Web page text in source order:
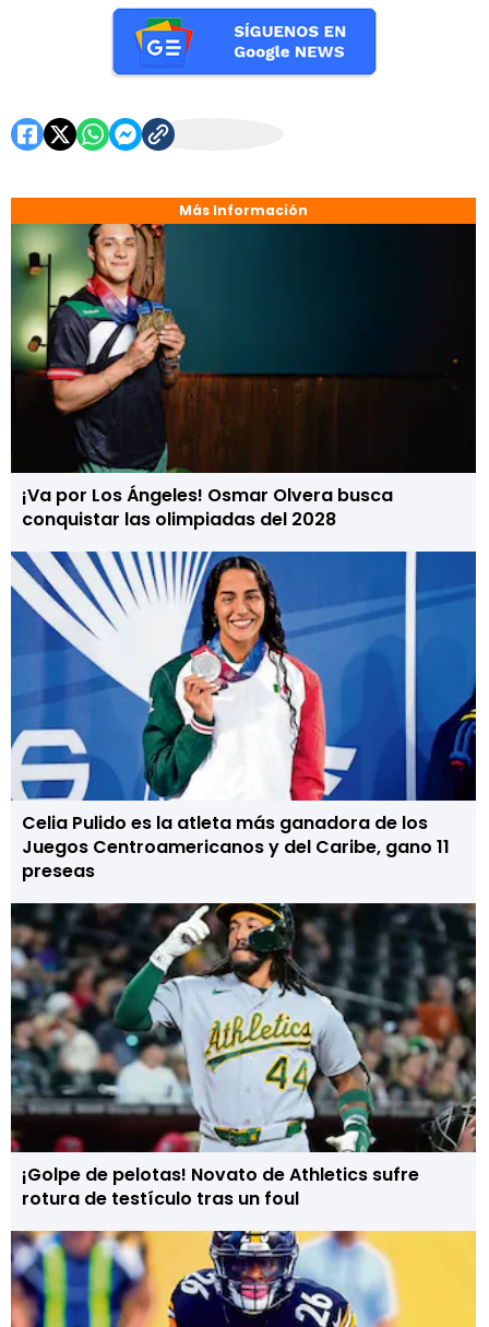
Más Información
¡Va por Los Ángeles! Osmar Olvera busca
conquistar las olimpiadas del 2028
Celia Pulido es la atleta más ganadora de los
Juegos Centroamericanos y del Caribe, gano 11
preseas
¡Golpe de pelotas! Novato de Athletics sufre
rotura de testículo tras un foul